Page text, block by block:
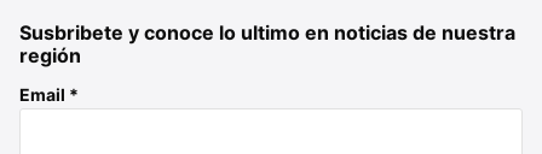
Susbribete y conoce lo ultimo en noticias de nuestra
región
Email *